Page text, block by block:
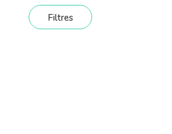
Filtres